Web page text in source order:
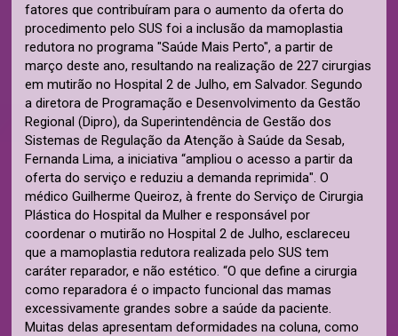
fatores que contribuíram para o aumento da oferta do
procedimento pelo SUS foi a inclusão da mamoplastia
redutora no programa "Saúde Mais Perto", a partir de
março deste ano, resultando na realização de 227 cirurgias
em mutirão no Hospital 2 de Julho, em Salvador. Segundo
a diretora de Programação e Desenvolvimento da Gestão
Regional (Dipro), da Superintendência de Gestão dos
Sistemas de Regulação da Atenção à Saúde da Sesab,
Fernanda Lima, a iniciativa “ampliou o acesso a partir da
oferta do serviço e reduziu a demanda reprimida". O
médico Guilherme Queiroz, à frente do Serviço de Cirurgia
Plástica do Hospital da Mulher e responsável por
coordenar o mutirão no Hospital 2 de Julho, esclareceu
que a mamoplastia redutora realizada pelo SUS tem
caráter reparador, e não estético. “O que define a cirurgia
como reparadora é o impacto funcional das mamas
excessivamente grandes sobre a saúde da paciente.
Muitas delas apresentam deformidades na coluna, como